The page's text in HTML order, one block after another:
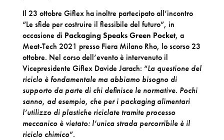
Il 23 ottobre Giflex ha inoltre partecipato all’incontro
“Le sfide per costruire il flessibile del futuro”, in
occasione di Packaging Speaks Green Pocket, a
Meat-Tech 2021 presso Fiera Milano Rho, lo scorso 23
ottobre. Nel corso dell’evento è intervenuto il
Vicepresidente Giflex Davide Jarach: “La questione del
riciclo è fondamentale ma abbiamo bisogno di
supporto da parte di chi definisce le normative. Pochi
sanno, ad esempio, che per i packaging alimentari
l’utilizzo di plastiche riciclate tramite processo
meccanico è vietato: l’unica strada percorribile è il
riciclo chimico”.